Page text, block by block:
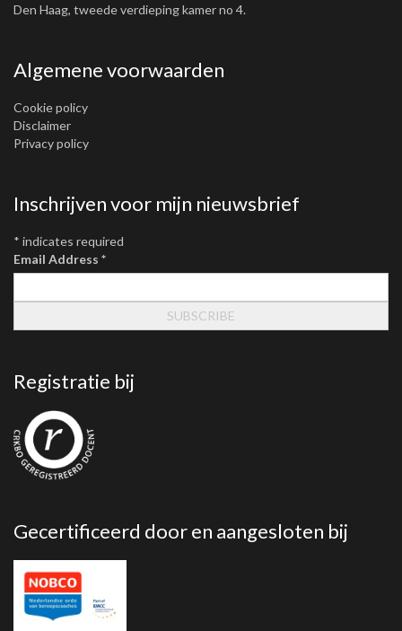
Den Haag, tweede verdieping kamer no 4.
Algemene voorwaarden
Cookie policy
Disclaimer
Privacy policy
Inschrijven voor mijn nieuwsbrief
* indicates required
Email Address *
Registratie bij
Gecertificeerd door en aangesloten bij